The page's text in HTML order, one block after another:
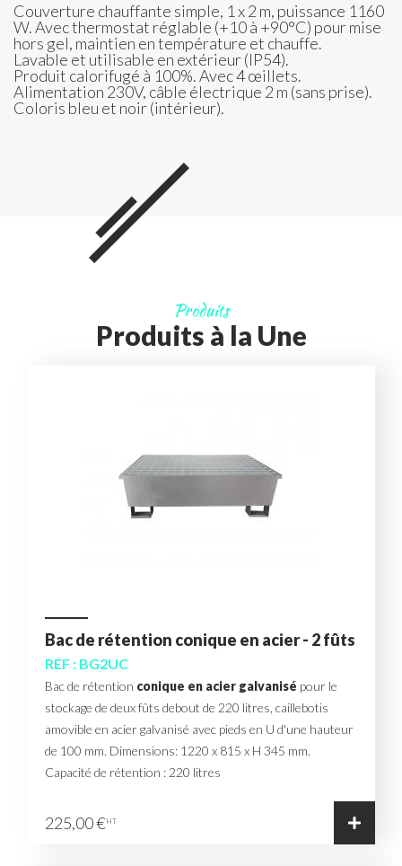
Couverture chauffante simple, 1 x 2 m, puissance 1160
W. Avec thermostat réglable (+10 à +90°C) pour mise
hors gel, maintien en température et chauffe.
Lavable et utilisable en extérieur (IP54).
Produit calorifugé à 100%. Avec 4 œillets.
Alimentation 230V, câble électrique 2 m (sans prise).
Coloris bleu et noir (intérieur).
Produits
Produits à la Une
Bac de rétention conique en acier - 2 fûts
REF : BG2UC
Bac de rétention conique en acier galvanisé pour le
stockage de deux fûts debout de 220 litres, caillebotis
amovible en acier galvanisé avec pieds en U d'une hauteur
de 100 mm. Dimensions: 1220 x 815 x H 345 mm.
Capacité de rétention : 220 litres
225,00 €HT